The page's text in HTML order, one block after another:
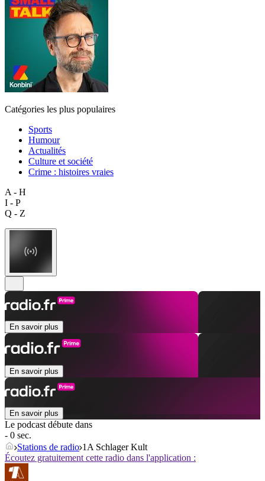
Catégories les plus populaires
Sports
Humour
Actualités
Culture et société
Crime : histoires vraies
A - H
I - P
Q - Z
En savoir plus
En savoir plus
En savoir plus
Le podcast débute dans
- 0 sec.
Stations de radio 1A Schlager Kult
Écoutez gratuitement cette radio dans l'application :